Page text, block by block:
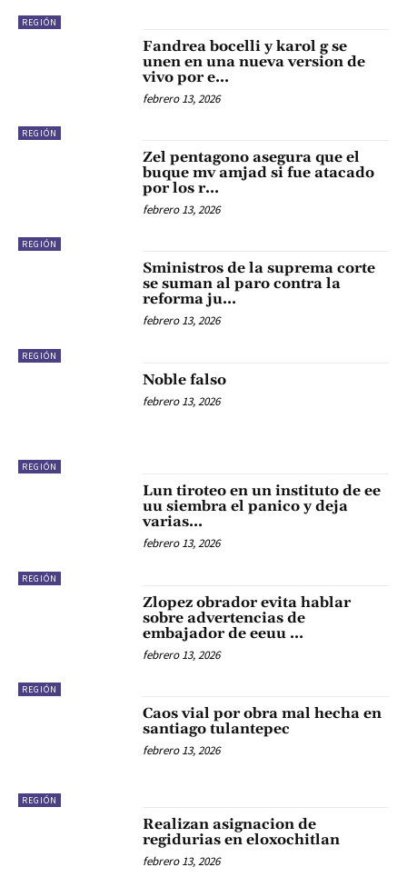
REGIÓN
REGIÓN
Fandrea bocelli y karol g se
unen en una nueva version de
vivo por e…
febrero 13, 2026
REGIÓN
Zel pentagono asegura que el
buque mv amjad si fue atacado
por los r…
febrero 13, 2026
REGIÓN
Sministros de la suprema corte
se suman al paro contra la
reforma ju…
febrero 13, 2026
REGIÓN
Noble falso
febrero 13, 2026
REGIÓN
Lun tiroteo en un instituto de ee
uu siembra el panico y deja
varias…
febrero 13, 2026
REGIÓN
Zlopez obrador evita hablar
sobre advertencias de
embajador de eeuu …
febrero 13, 2026
REGIÓN
Caos vial por obra mal hecha en
santiago tulantepec
febrero 13, 2026
Realizan asignacion de
regidurias en eloxochitlan
febrero 13, 2026